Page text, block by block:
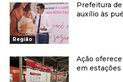
Região
Prefeitura
auxílio às
Ação
em